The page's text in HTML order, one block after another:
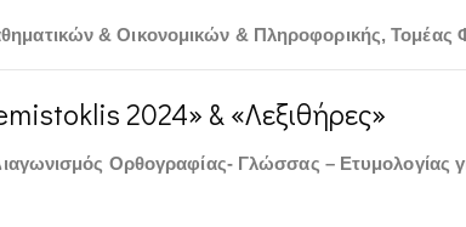
& Οικονομικών & Πληροφορικής,Τομέας
2024» & «Λεξιθήρες»
Ορθογραφίας- Γλώσσας – Ετυμολογίας